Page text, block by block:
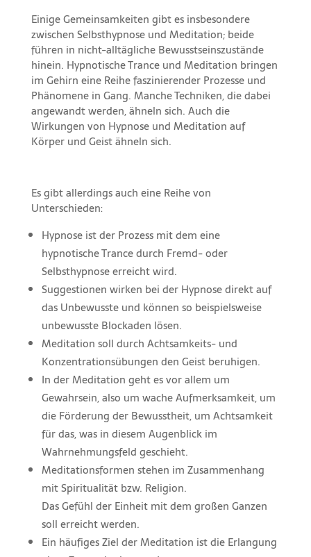
Einige Gemeinsamkeiten gibt es insbesondere
zwischen Selbsthypnose und Meditation; beide
führen in nicht-alltägliche Bewusstseinszustände
hinein. Hypnotische Trance und Meditation bringen
im Gehirn eine Reihe faszinierender Prozesse und
Phänomene in Gang. Manche Techniken, die dabei
angewandt werden, ähneln sich. Auch die
Wirkungen von Hypnose und Meditation auf
Körper und Geist ähneln sich.
Es gibt allerdings auch eine Reihe von
Unterschieden:
Hypnose ist der Prozess mit dem eine
hypnotische Trance durch Fremd- oder
Selbsthypnose erreicht wird.
Suggestionen wirken bei der Hypnose direkt auf
das Unbewusste und können so beispielsweise
unbewusste Blockaden lösen.
Meditation soll durch Achtsamkeits- und
Konzentrationsübungen den Geist beruhigen.
In der Meditation geht es vor allem um
Gewahrsein, also um wache Aufmerksamkeit, um
die Förderung der Bewusstheit, um Achtsamkeit
für das, was in diesem Augenblick im
Wahrnehmungsfeld geschieht.
Meditationsformen stehen im Zusammenhang
mit Spiritualität bzw. Religion.
Das Gefühl der Einheit mit dem großen Ganzen
soll erreicht werden.
Ein häufiges Ziel der Meditation ist die Erlangung